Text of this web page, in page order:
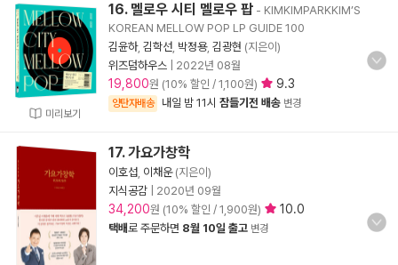
미리보기
16. 멜로우 시티 멜로우 팝 - KIMKIMPARKKIM’S
KOREAN MELLOW POP LP GUIDE 100
김윤하, 김학선 박정용, 김광현 (지은이)
위즈덤하우스
2022년 08월
19,800원 (10% 할인 / 1,100원) 9.3
양탄자배송 내일 밤 11시 잠들기전 배송 변경
17. 가요가창학
이호섭 이채운(지은이)
지식공감
2020년 09월
34,200원 (10% 할인 / 1,900원) 10.0
택배로 주문하면 8월 10일 출고 변경